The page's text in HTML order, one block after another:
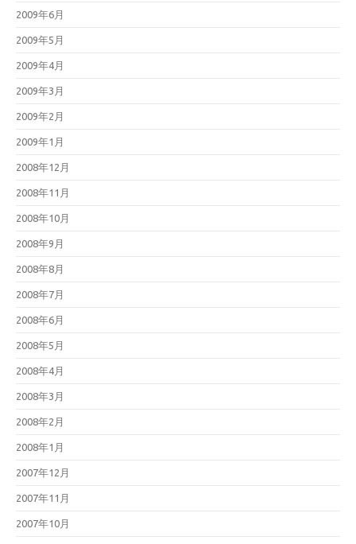
2009年6月
2009年5月
2009年4月
2009年3月
2009年2月
2009年1月
2008年12月
2008年11月
2008年10月
2008年9月
2008年8月
2008年7月
2008年6月
2008年5月
2008年4月
2008年3月
2008年2月
2008年1月
2007年12月
2007年11月
2007年10月